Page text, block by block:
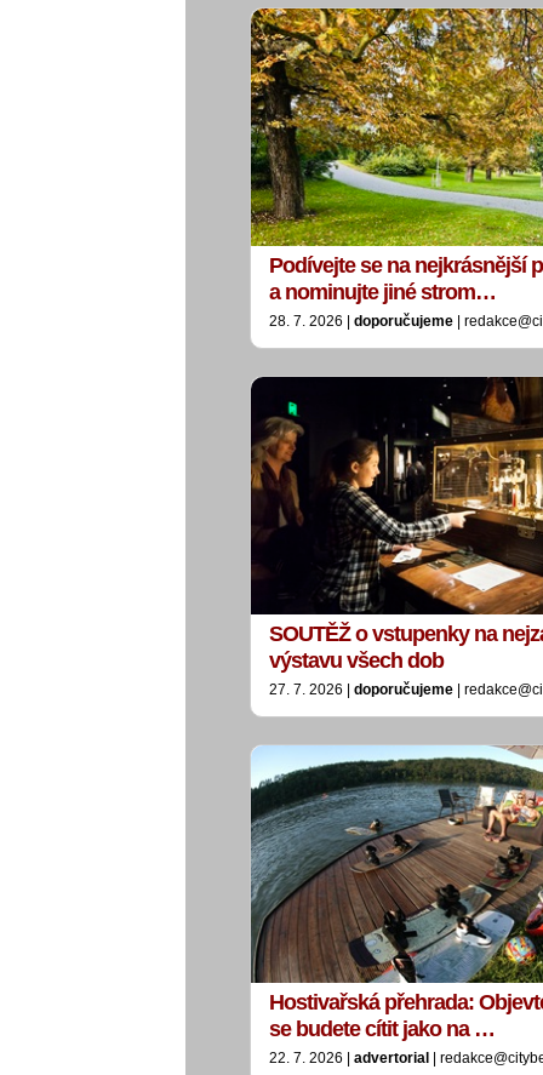
Podívejte se na nejkrásnější
a nominujte jiné strom…
28. 7. 2026 | doporučujeme |
SOUTĚŽ o vstupenky na
výstavu všech dob
27. 7. 2026 | doporučujeme |
Hostivařská přehrada:
se budete cítit jako na …
22. 7. 2026 | advertorial |